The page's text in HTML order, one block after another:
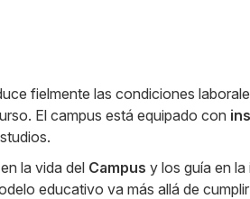
fielmente las condiciones
El campus está equipado con
la vida del Campus y los guía en
educativo va más allá de